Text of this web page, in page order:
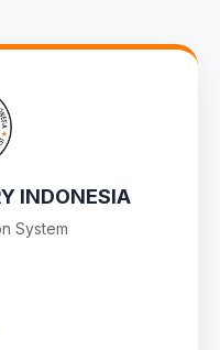
INDONESIA
System